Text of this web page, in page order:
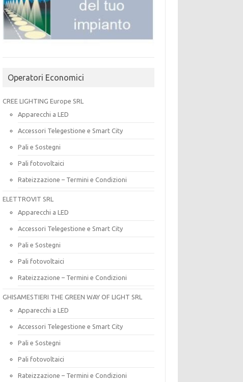
Operatori Economici
CREE LIGHTING Europe SRL
Apparecchi a LED
Accessori Telegestione e Smart City
Pali e Sostegni
Pali fotovoltaici
Rateizzazione – Termini e Condizioni
ELETTROVIT SRL
Apparecchi a LED
Accessori Telegestione e Smart City
Pali e Sostegni
Pali fotovoltaici
Rateizzazione – Termini e Condizioni
GHISAMESTIERI THE GREEN WAY OF LIGHT SRL
Apparecchi a LED
Accessori Telegestione e Smart City
Pali e Sostegni
Pali fotovoltaici
Rateizzazione – Termini e Condizioni